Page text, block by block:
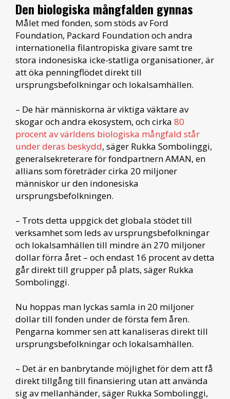
Den biologiska mångfalden gynnas
Målet med fonden, som stöds av Ford
Foundation, Packard Foundation och andra
internationella filantropiska givare samt tre
stora indonesiska icke-statliga organisationer, är
att öka penningflödet direkt till
ursprungsbefolkningar och lokalsamhällen.
– De här människorna är viktiga väktare av
skogar och andra ekosystem, och cirka 80
procent av världens biologiska mångfald står
under deras beskydd, säger Rukka Sombolinggi,
generalsekreterare för fondpartnern AMAN, en
allians som företräder cirka 20 miljoner
människor ur den indonesiska
ursprungsbefolkningen.
– Trots detta uppgick det globala stödet till
verksamhet som leds av ursprungsbefolkningar
och lokalsamhällen till mindre än 270 miljoner
dollar förra året – och endast 16 procent av detta
går direkt till grupper på plats, säger Rukka
Sombolinggi.
Nu hoppas man lyckas samla in 20 miljoner
dollar till fonden under de första fem åren.
Pengarna kommer sen att kanaliseras direkt till
ursprungsbefolkningar och lokalsamhällen.
– Det är en banbrytande möjlighet för dem att få
direkt tillgång till finansiering utan att använda
sig av mellanhänder, säger Rukka Sombolinggi,